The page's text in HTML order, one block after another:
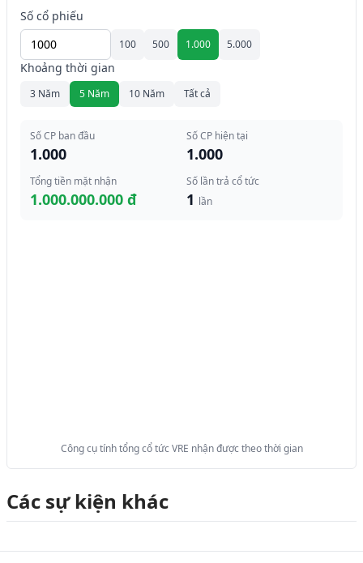
Số cổ phiếu
100 500 1.000 5.000
Khoảng thời gian
3 Năm 5 Năm 10 Năm Tất cả
Số CP ban đầu
1.000
Số CP hiện tại
1.000
Tổng tiền mặt nhận
1.000.000.000 đ
Số lần trả cổ tức
1 lần
Công cụ tính tổng cổ tức VRE nhận được theo thời gian
Các sự kiện khác